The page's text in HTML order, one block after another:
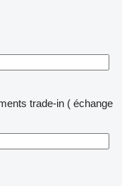
trade-in ( échange